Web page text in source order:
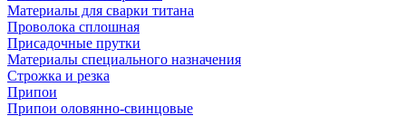
Материалы для сварки титана
Проволока сплошная
Присадочные прутки
Материалы специального назначения
Строжка и резка
Припои
Припои оловянно-свинцовые